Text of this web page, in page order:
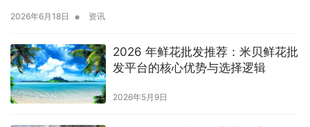
2026年6月18日 • 资讯
2026 年鲜花批发推荐：米贝鲜花批
发平台的核心优势与选择逻辑
2026年5月9日